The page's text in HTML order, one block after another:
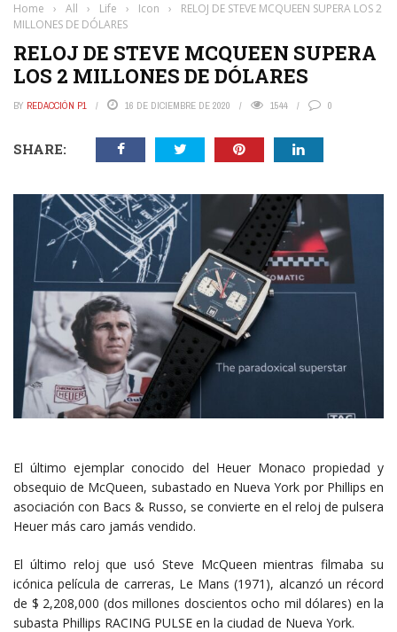
Home › All › Life › Icon ›
RELOJ DE STEVE MCQUEEN SUPERA LOS 2
MILLONES DE DÓLARES
RELOJ DE STEVE MCQUEEN SUPERA
LOS 2 MILLONES DE DÓLARES
BY REDACCIÓN P1 16 DE DICIEMBRE DE 2020 1544 0
SHARE:
El último ejemplar conocido del Heuer Monaco propiedad y
obsequio de McQueen, subastado en Nueva York por Phillips en
asociación con Bacs & Russo, se convierte en el reloj de pulsera
Heuer más caro jamás vendido.
El último reloj que usó Steve McQueen mientras filmaba su
icónica película de carreras, Le Mans (1971), alcanzó un récord
de $ 2,208,000 (dos millones doscientos ocho mil dólares) en la
subasta Phillips RACING PULSE en la ciudad de Nueva York.